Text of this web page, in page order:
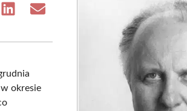
Share Share
okresie